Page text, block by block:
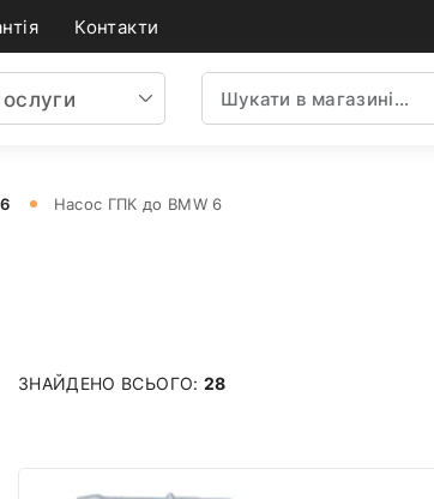
Контакти
Насос ГПК до BMW 6
ЗНАЙДЕНО ВСЬОГО: 28